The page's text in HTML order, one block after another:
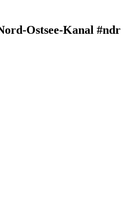
Ostsee-Kanal #ndr